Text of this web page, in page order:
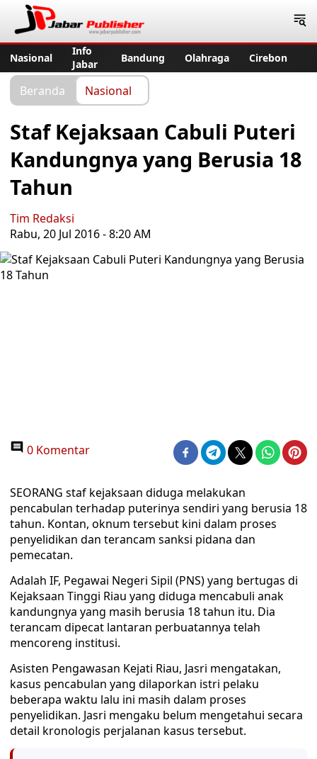
Nasional
Info
Jabar
Bandung Olahraga Cirebon
Beranda Nasional
Staf Kejaksaan Cabuli Puteri
Kandungnya yang Berusia 18
Tahun
Tim Redaksi
Rabu, 20 Jul 2016 - 8:20 AM
0 Komentar
SEORANG staf kejaksaan diduga melakukan
pencabulan terhadap puterinya sendiri yang berusia 18
tahun. Kontan, oknum tersebut kini dalam proses
penyelidikan dan terancam sanksi pidana dan
pemecatan.
Adalah IF, Pegawai Negeri Sipil (PNS) yang bertugas di
Kejaksaan Tinggi Riau yang diduga mencabuli anak
kandungnya yang masih berusia 18 tahun itu. Dia
terancam dipecat lantaran perbuatannya telah
mencoreng institusi.
Asisten Pengawasan Kejati Riau, Jasri mengatakan,
kasus pencabulan yang dilaporkan istri pelaku
beberapa waktu lalu ini masih dalam proses
penyelidikan. Jasri mengaku belum mengetahui secara
detail kronologis perjalanan kasus tersebut.